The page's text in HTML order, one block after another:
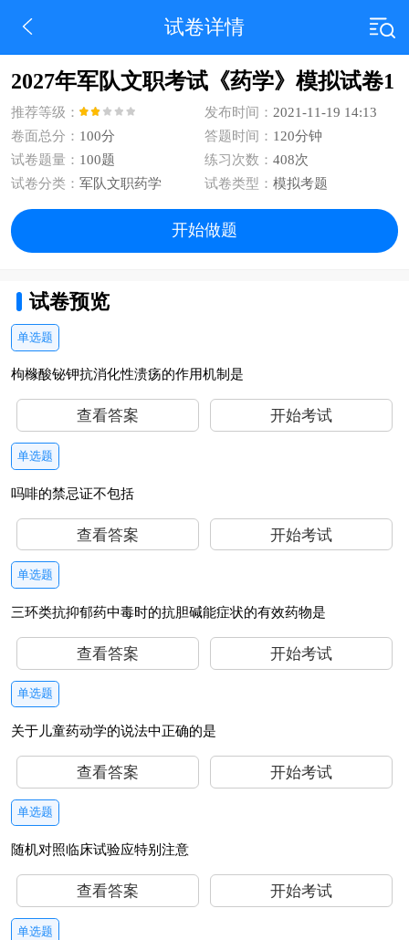
试卷详情
2027年军队文职考试《药学》模拟试卷1
推荐等级： 发布时间： 2021-11-19 14:13
卷面总分： 100分 答题时间： 120分钟
试卷题量： 100题 练习次数： 408次
试卷分类： 军队文职药学 试卷类型： 模拟考题
开始做题
试卷预览
单选题
枸橼酸铋钾抗消化性溃疡的作用机制是
查看答案 开始考试
单选题
吗啡的禁忌证不包括
查看答案 开始考试
单选题
三环类抗抑郁药中毒时的抗胆碱能症状的有效药物是
查看答案 开始考试
单选题
关于儿童药动学的说法中正确的是
查看答案 开始考试
单选题
随机对照临床试验应特别注意
查看答案 开始考试
单选题